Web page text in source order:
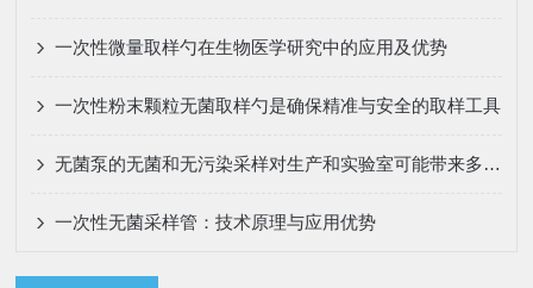
一次性微量取样勺在生物医学研究中的应用及优势
一次性粉末颗粒无菌取样勺是确保精准与安全的取样工具
无菌泵的无菌和无污染采样对生产和实验室可能带来多方面的改变和益处
一次性无菌采样管：技术原理与应用优势